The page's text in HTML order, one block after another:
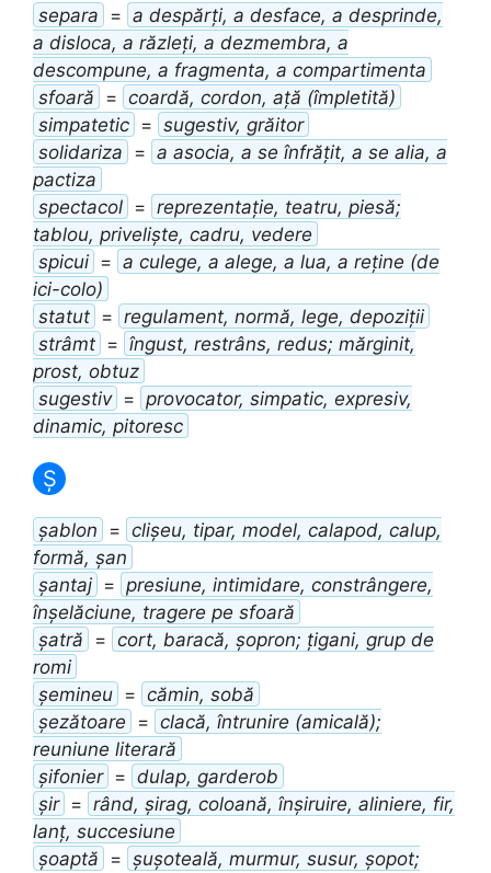
separa = a despărți, a desface, a desprinde,
a disloca, a răzleți, a dezmembra, a
descompune, a fragmenta, a compartimenta
sfoară = coardă, cordon, ață (împletită)
simpatetic = sugestiv, grăitor
solidariza = a asocia, a se înfrățit, a se alia, a
pactiza
spectacol = reprezentație, teatru, piesă;
tablou, priveliște, cadru, vedere
spicui = a culege, a alege, a lua, a reține (de
ici-colo)
statut = regulament, normă, lege, depoziții
strâmt = îngust, restrâns, redus; mărginit,
prost, obtuz
sugestiv = provocator, simpatic, expresiv,
dinamic, pitoresc
Ș
șablon = clișeu, tipar, model, calapod, calup,
formă, șan
șantaj = presiune, intimidare, constrângere,
înșelăciune, tragere pe sfoară
șatră = cort, baracă, șopron; țigani, grup de
romi
șemineu = cămin, sobă
șezătoare = clacă, întrunire (amicală);
reuniune literară
șifonier = dulap, garderob
șir = rând, șirag, coloană, înșiruire, aliniere, fir,
lanț, succesiune
șoaptă = șușoteală, murmur, susur, șopot;